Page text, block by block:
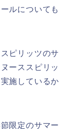
ルについても
ピリッツのサ
ーススピリッ
施しているか
限定のサマー